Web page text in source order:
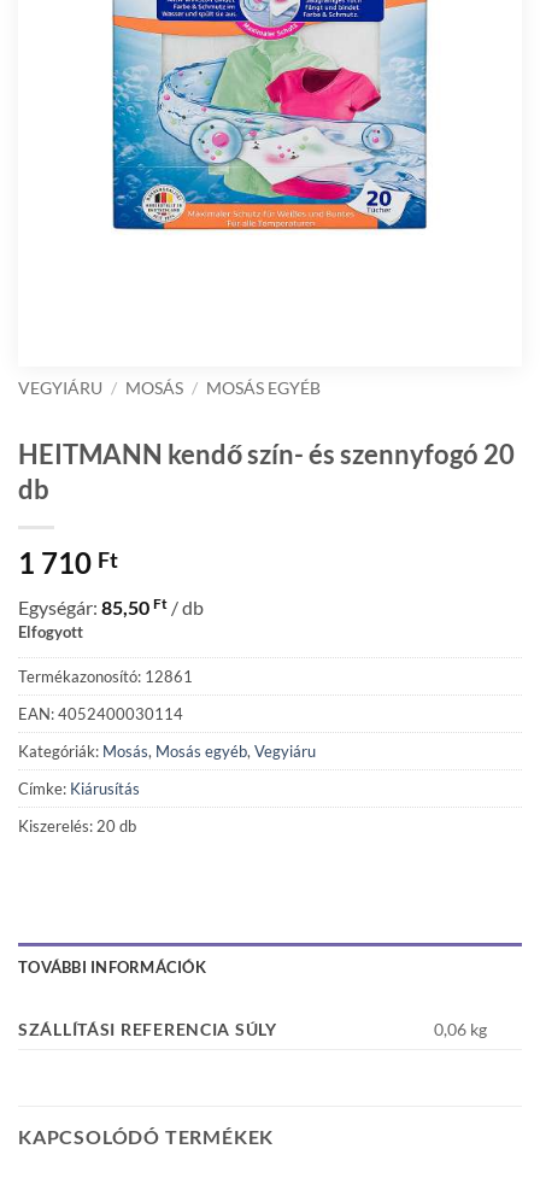
VEGYIÁRU / MOSÁS / MOSÁS EGYÉB
HEITMANN kendő szín- és szennyfogó 20
db
1 710 Ft
Egységár: 85,50 Ft / db
Elfogyott
Termékazonosító: 12861
EAN: 4052400030114
Kategóriák: Mosás, Mosás egyéb, Vegyiáru
Címke: Kiárusítás
Kiszerelés: 20 db
TOVÁBBI INFORMÁCIÓK
SZÁLLÍTÁSI REFERENCIA SÚLY 0,06 kg
KAPCSOLÓDÓ TERMÉKEK